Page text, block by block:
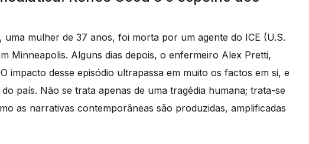
mulher de 37 anos, foi morta por um agente do ICE (U.S.
Minneapolis. Alguns dias depois, o enfermeiro Alex Pretti,
impacto desse episódio ultrapassa em muito os factos em si, e
país. Não se trata apenas de uma tragédia humana; trata-se
as narrativas contemporâneas são produzidas, amplificadas